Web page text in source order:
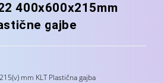
400x600x215mm
gajbe
mm KLT Plastična gajba